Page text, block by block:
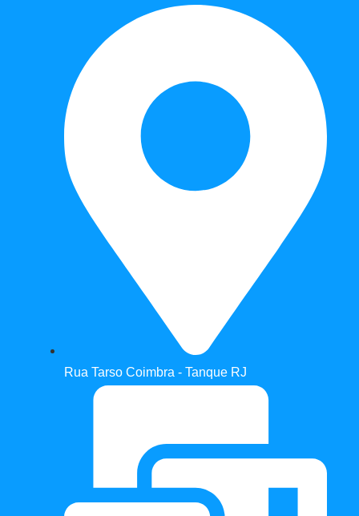
Rua Tarso Coimbra - Tanque RJ